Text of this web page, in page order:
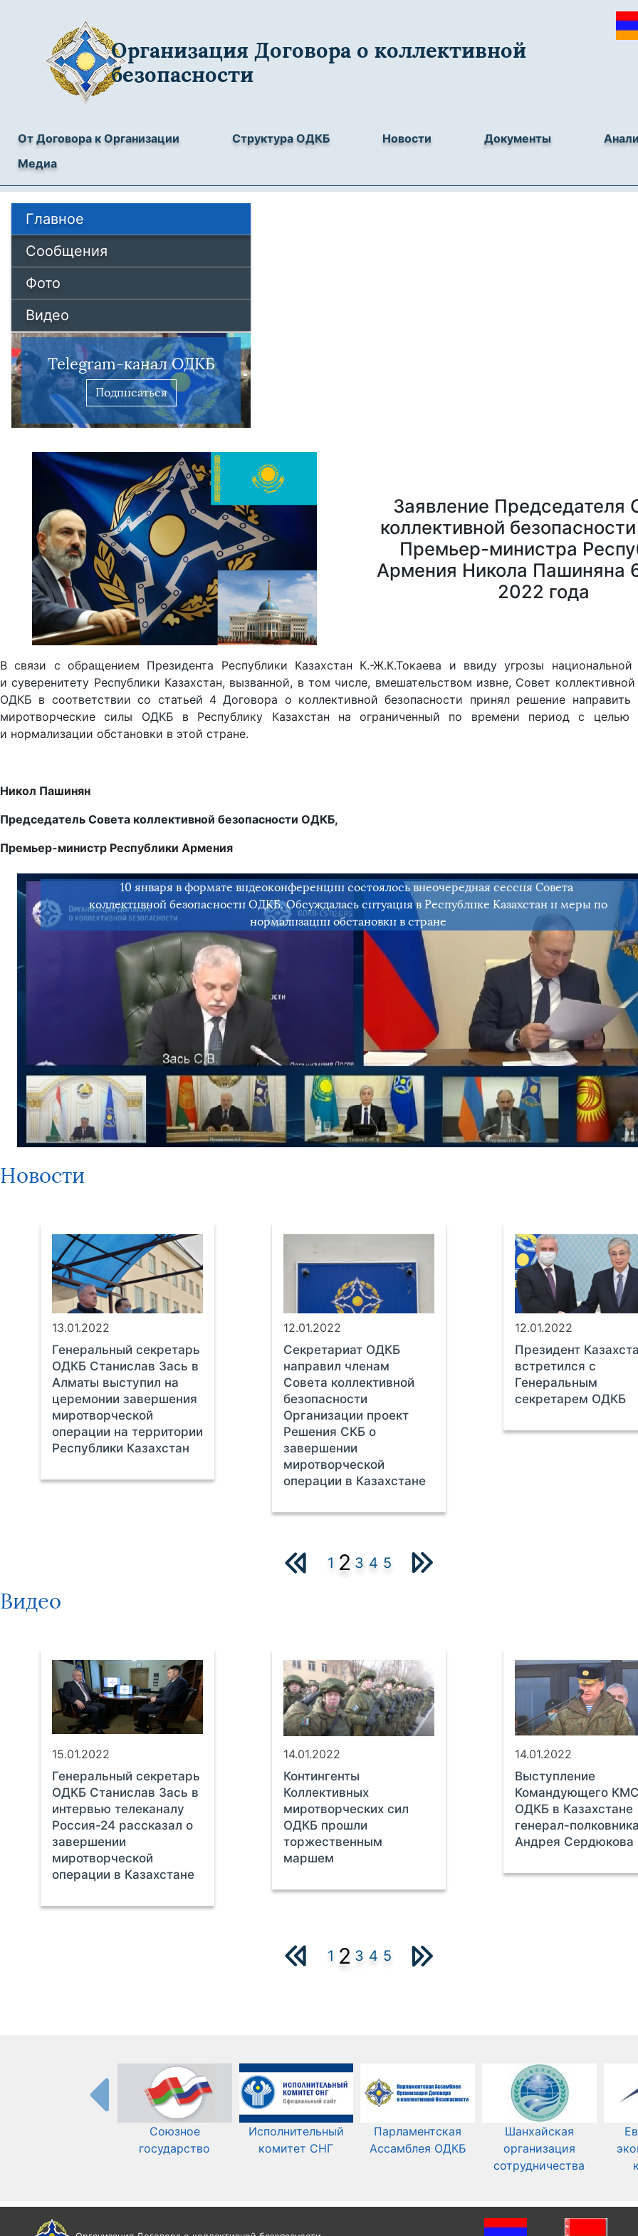
Организация Договора о коллективной
безопасности
От Договора к Организации Структура ОДКБ Новости Документы
Медиа
Главное
Сообщения
Фото
Видео
Telegram-канал ОДКБ
Подписаться
Заявление Председателя
коллективной
Премьер-министра
Армения Никола Пашиняна
2022 года
В связи с обращением Президента Республики Казахстан К.-Ж.К.Токаева и ввиду угрозы национальной
и суверенитету Республики Казахстан, вызванной, в том числе, вмешательством извне, Совет коллективной
ОДКБ в соответствии со статьей 4 Договора о коллективной безопасности принял решение направить
миротворческие силы ОДКБ в Республику Казахстан на ограниченный по времени период с целью
и нормализации обстановки в этой стране.
Никол Пашинян
Председатель Совета коллективной безопасности ОДКБ,
Премьер-министр Республики Армения
10 января в формате видеоконференции состоялось внеочередная сессия Совета
коллективной безопасности ОДКБ. Обсуждалась ситуация в Республике Казахстан и меры по
нормализации обстановки в стране
Новости
13.01.2022
Генеральный секретарь
ОДКБ Станислав Зась в
Алматы выступил на
церемонии завершения
миротворческой
операции на территории
Республики Казахстан
12.01.2022
Секретариат ОДКБ
направил членам
Совета коллективной
безопасности
Организации проект
Решения СКБ о
завершении
миротворческой
операции в Казахстане
12.01.2022
Президент
встретился с
Генеральным
секретарем ОДКБ
1 2 3 4 5
Видео
15.01.2022
Генеральный секретарь
ОДКБ Станислав Зась в
интервью телеканалу
Россия-24 рассказал о
завершении
миротворческой
операции в Казахстане
14.01.2022
Контингенты
Коллективных
миротворческих сил
ОДКБ прошли
торжественным
маршем
14.01.2022
Выступление
Командующего
ОДКБ в Казахстане
генерал-
Андрея Сердюкова
1 2 3 4 5
Союзное
государство
Исполнительный
комитет СНГ
Парламентская
Ассамблея ОДКБ
Шанхайская
организация
сотрудничества